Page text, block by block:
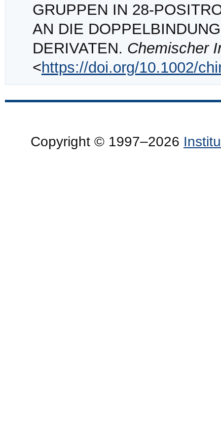
GRUPPEN IN
AN DIE
DERIVATEN. Chemischer
<https://doi.org/10.1002/
Copyright © 1997–2026